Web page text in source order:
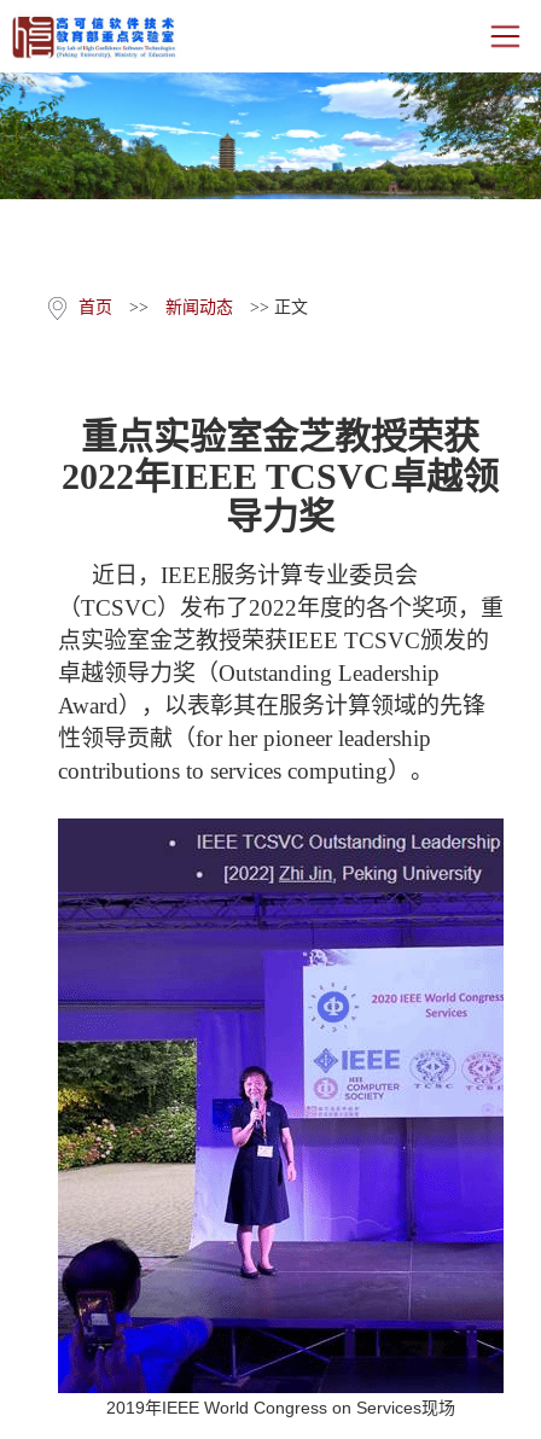
首页
新闻动态
学术研究
年度报告
运行管理
首页 >> 新闻动态 >> 正文
重点实验室金芝教授荣获
2022年IEEE TCSVC卓越领
导力奖
近日， IEEE服务计算专业委员会
（TCSVC）发布了2022年度的各个奖项，重
点实验室金芝教授荣获IEEE TCSVC颁发的
卓越领导力奖（Outstanding Leadership
Award），以表彰其在服务计算领域的先锋
性领导贡献（for her pioneer leadership
contributions to services computing）。
2019年IEEE World Congress on Services现场